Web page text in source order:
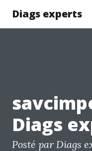
Diags experts
Diags
Posté par Diags